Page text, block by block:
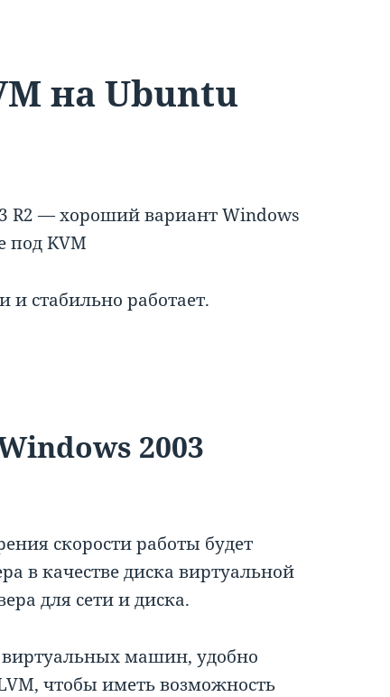
на Ubuntu
R2 — хороший вариант Windows
под KVM
и стабильно работает.
2003
скорости работы будет
в качестве диска виртуальной
для сети и диска.
виртуальных машин, удобно
чтобы иметь возможность